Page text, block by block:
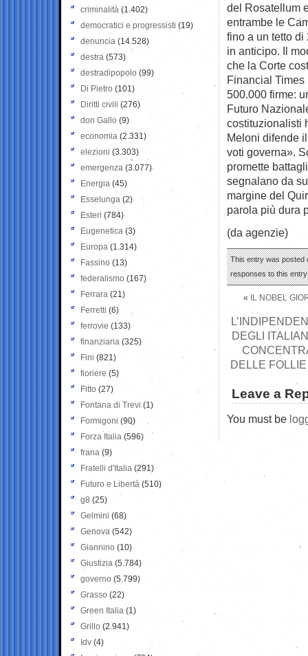
del Rosatellum
entrambe le
fino a un tetto
in anticipo. Il
che la Corte
Financial Times
500.000 firme:
Futuro
costituzionalisti
Meloni difende
voti governa».
promette
segnalano da
margine del
parola più dura
(da agenzie)
This entry was posted
responses to this
« IL NOBEL
DEGLI
DELLE
Leave a
You must be
criminalità (1.402)
democratici e progressisti (19)
denuncia (14.528)
destra (573)
destradipopolo (99)
Di Pietro (101)
Diritti civili (276)
don Gallo (9)
economia (2.331)
elezioni (3.303)
emergenza (3.077)
Energia (45)
Esselunga (2)
Esteri (784)
Eugenetica (3)
Europa (1.314)
Fassino (13)
federalismo (167)
Ferrara (21)
Ferretti (6)
ferrovie (133)
finanziaria (325)
Fini (821)
fioriere (5)
Fitto (27)
Fontana di Trevi (1)
Formigoni (90)
Forza Italia (596)
frana (9)
Fratelli d'Italia (291)
Futuro e Libertà (510)
g8 (25)
Gelmini (68)
Genova (542)
Giannino (10)
Giustizia (5.784)
governo (5.799)
Grasso (22)
Green Italia (1)
Grillo (2.941)
Idv (4)